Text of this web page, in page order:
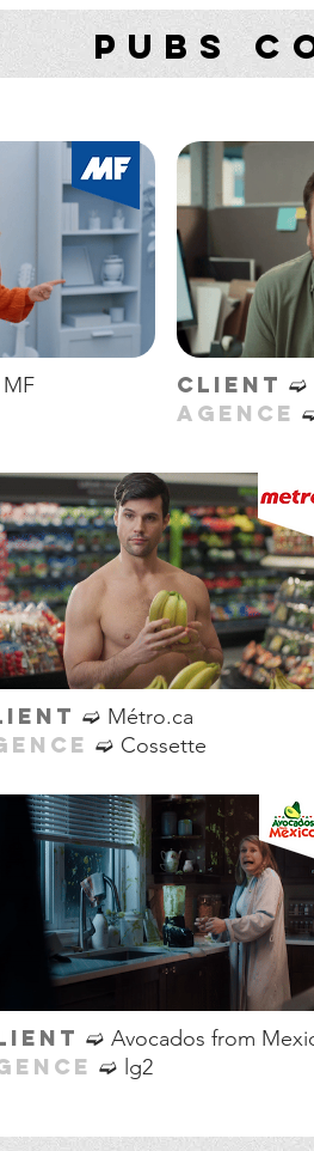
PUBS
CLIENT ➫
AGENCE
➫ Métro.ca
➫ Cossette
➫ Avocados from
➫ lg2